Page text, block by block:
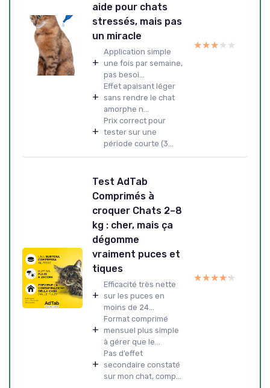
aide pour chats
stressés, mais pas
un miracle
+
Application simple
une fois par semaine,
pas besoi...
+
Effet apaisant léger
sans rendre le chat
amorphe n...
+
Prix correct pour
tester sur une
période courte (3...
★★★★★
★★★★★
Test AdTab
Comprimés à
croquer Chats 2–8
kg : cher, mais ça
dégomme
vraiment puces et
tiques
+
Efficacité très nette
sur les puces en
moins de 24...
+
Format comprimé
mensuel plus simple
à gérer que le...
+
Pas d’effet
secondaire constaté
sur mon chat, comp...
★★★★★
★★★★★